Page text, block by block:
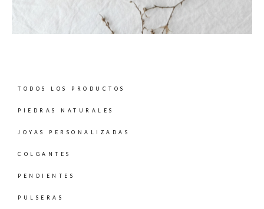
TODOS LOS PRODUCTOS
PIEDRAS NATURALES
JOYAS PERSONALIZADAS
COLGANTES
PENDIENTES
PULSERAS